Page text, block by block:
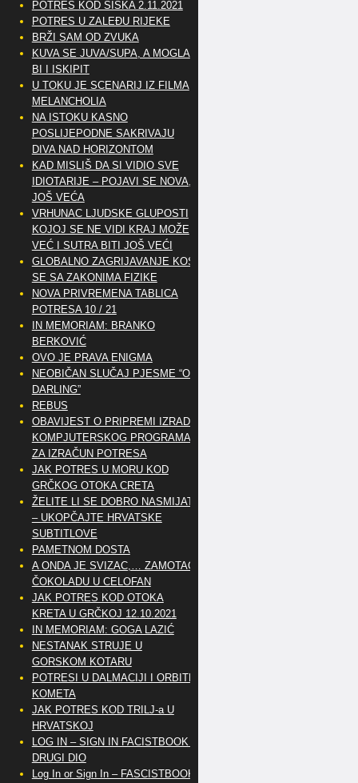
POTRES KOD SISKA 2.11.2021
POTRES U ZALEĐU RIJEKE
BRŽI SAM OD ZVUKA
KUVA SE JUVA/SUPA, A MOGLA
BI I ISKIPIT
U TOKU JE SCENARIJ IZ FILMA
MELANCHOLIA
NA ISTOKU KASNO
POSLIJEPODNE SAKRIVAJU
DIVA NAD HORIZONTOM
KAD MISLIŠ DA SI VIDIO SVE
IDIOTARIJE – POJAVI SE NOVA,..
JOŠ VEĆA
VRHUNAC LJUDSKE GLUPOSTI
KOJOJ SE NE VIDI KRAJ MOŽE
VEĆ I SUTRA BITI JOŠ VEĆI
GLOBALNO ZAGRIJAVANJE KOSI
SE SA ZAKONIMA FIZIKE
NOVA PRIVREMENA TABLICA
POTRESA 10 / 21
IN MEMORIAM: BRANKO
BERKOVIĆ
OVO JE PRAVA ENIGMA
NEOBIČAN SLUČAJ PJESME “OH
DARLING”
REBUS
OBAVIJEST O PRIPREMI IZRADE
KOMPJUTERSKOG PROGRAMA
ZA IZRAČUN POTRESA
JAK POTRES U MORU KOD
GRČKOG OTOKA CRETA
ŽELITE LI SE DOBRO NASMIJATI
– UKOPČAJTE HRVATSKE
SUBTITLOVE
PAMETNOM DOSTA
A ONDA JE SVIZAC,… ZAMOTAO
ČOKOLADU U CELOFAN
JAK POTRES KOD OTOKA
KRETA U GRČKOJ 12.10.2021
IN MEMORIAM: GOGA LAZIĆ
NESTANAK STRUJE U
GORSKOM KOTARU
POTRESI U DALMACIJI I ORBITE
KOMETA
JAK POTRES KOD TRILJ-a U
HRVATSKOJ
LOG IN – SIGN IN FACISTBOOK –
DRUGI DIO
Log In or Sign In – FASCISTBOOK